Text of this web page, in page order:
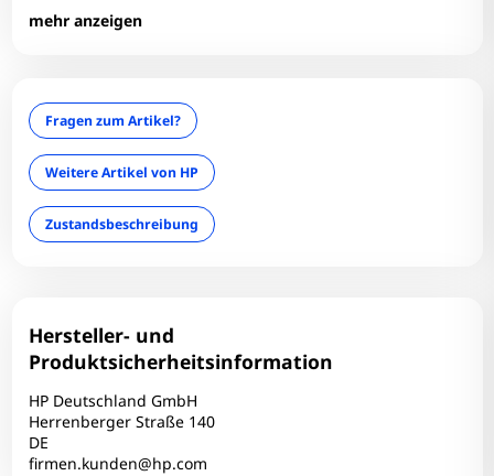
mehr anzeigen
Grafikhersteller: Intel Corporation
Infrarotkamera: Nein
LAN: Ja
Optischer Zustand: C
RAM-Größe: 8 GB
Tastaturlayout: QWERTZ
USB-C: 1
USB3: 2
WLAN: Ja
Fragen zum Artikel?
Weitere Artikel von HP
Zustandsbeschreibung
Hersteller- und
Produktsicherheitsinformation
HP Deutschland GmbH
Herrenberger Straße 140
DE
firmen.kunden@hp.com